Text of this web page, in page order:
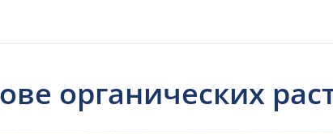
органических